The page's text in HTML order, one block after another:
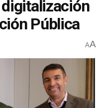
Pública
AA